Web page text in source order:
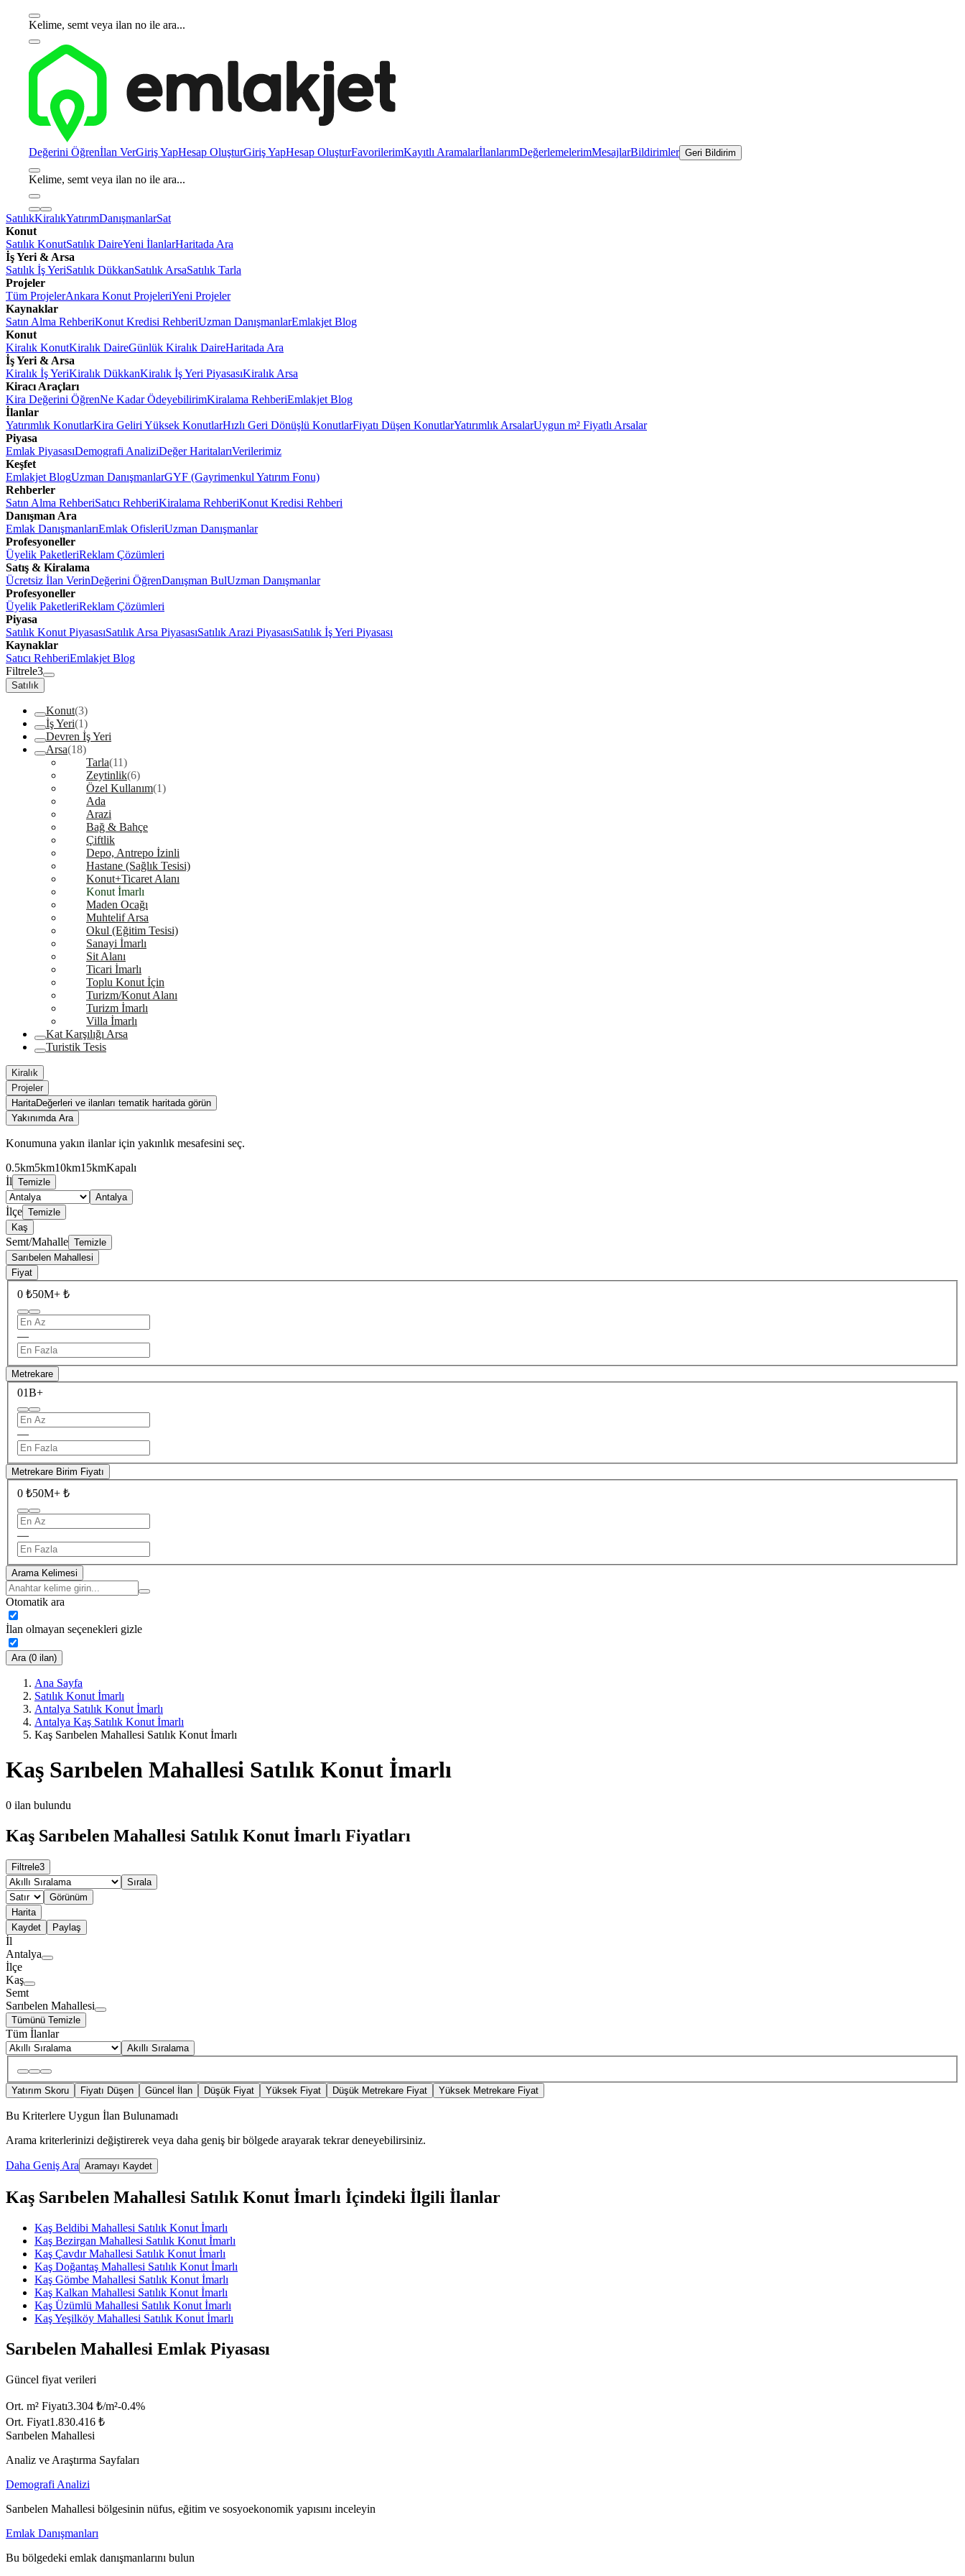
Kelime, semt veya ilan no ile ara...
Değerini Öğrenİlan VerGiriş YapHesap OluşturGiriş YapHesap OluşturFavorilerimKayıtlı AramalarİlanlarımDeğerlemelerimMesajlarBildirimler Geri Bildirim
Kelime, semt veya ilan no ile ara...
SatılıkKiralıkYatırımDanışmanlarSat
Konut
Satılık KonutSatılık DaireYeni İlanlarHaritada Ara
İş Yeri & Arsa
Satılık İş YeriSatılık DükkanSatılık ArsaSatılık Tarla
Projeler
Tüm ProjelerAnkara Konut ProjeleriYeni Projeler
Kaynaklar
Satın Alma RehberiKonut Kredisi RehberiUzman DanışmanlarEmlakjet Blog
Konut
Kiralık KonutKiralık DaireGünlük Kiralık DaireHaritada Ara
İş Yeri & Arsa
Kiralık İş YeriKiralık DükkanKiralık İş Yeri PiyasasıKiralık Arsa
Kiracı Araçları
Kira Değerini ÖğrenNe Kadar ÖdeyebilirimKiralama RehberiEmlakjet Blog
İlanlar
Yatırımlık KonutlarKira Geliri Yüksek KonutlarHızlı Geri Dönüşlü KonutlarFiyatı Düşen KonutlarYatırımlık ArsalarUygun m² Fiyatlı Arsalar
Piyasa
Emlak PiyasasıDemografi AnaliziDeğer HaritalarıVerilerimiz
Keşfet
Emlakjet BlogUzman DanışmanlarGYF (Gayrimenkul Yatırım Fonu)
Rehberler
Satın Alma RehberiSatıcı RehberiKiralama RehberiKonut Kredisi Rehberi
Danışman Ara
Emlak DanışmanlarıEmlak OfisleriUzman Danışmanlar
Profesyoneller
Üyelik PaketleriReklam Çözümleri
Satış & Kiralama
Ücretsiz İlan VerinDeğerini ÖğrenDanışman BulUzman Danışmanlar
Profesyoneller
Üyelik PaketleriReklam Çözümleri
Piyasa
Satılık Konut PiyasasıSatılık Arsa PiyasasıSatılık Arazi PiyasasıSatılık İş Yeri Piyasası
Kaynaklar
Satıcı RehberiEmlakjet Blog
Filtrele3
Satılık
Konut(3)
İş Yeri(1)
Devren İş Yeri
Arsa(18)
Tarla(11)
Zeytinlik(6)
Özel Kullanım(1)
Ada
Arazi
Bağ & Bahçe
Çiftlik
Depo, Antrepo İzinli
Hastane (Sağlık Tesisi)
Konut+Ticaret Alanı
Konut İmarlı
Maden Ocağı
Muhtelif Arsa
Okul (Eğitim Tesisi)
Sanayi İmarlı
Sit Alanı
Ticari İmarlı
Toplu Konut İçin
Turizm/Konut Alanı
Turizm İmarlı
Villa İmarlı
Kat Karşılığı Arsa
Turistik Tesis
Kiralık
Projeler
HaritaDeğerleri ve ilanları tematik haritada görün
Yakınımda Ara
Konumuna yakın ilanlar için yakınlık mesafesini seç.
0.5km5km10km15kmKapalı
İl Temizle
Antalya
İlçe Temizle
Kaş
Semt/Mahalle Temizle
Sarıbelen Mahallesi
Fiyat
0 ₺50M+ ₺
—
Metrekare
01B+
—
Metrekare Birim Fiyatı
0 ₺50M+ ₺
—
Arama Kelimesi
Otomatik ara
İlan olmayan seçenekleri gizle
Ara (0 ilan)
Ana Sayfa
Satılık Konut İmarlı
Antalya Satılık Konut İmarlı
Antalya Kaş Satılık Konut İmarlı
Kaş Sarıbelen Mahallesi Satılık Konut İmarlı
Kaş Sarıbelen Mahallesi Satılık Konut İmarlı
0 ilan bulundu
Kaş Sarıbelen Mahallesi Satılık Konut İmarlı Fiyatları
Filtrele3
Sırala
Görünüm
Harita
Kaydet
Paylaş
İl
Antalya
İlçe
Kaş
Semt
Sarıbelen Mahallesi
Tümünü Temizle
Tüm İlanlar
Akıllı Sıralama
Yatırım Skoru Fiyatı Düşen Güncel İlan Düşük Fiyat Yüksek Fiyat Düşük Metrekare Fiyat Yüksek Metrekare Fiyat
Bu Kriterlere Uygun İlan Bulunamadı
Arama kriterlerinizi değiştirerek veya daha geniş bir bölgede arayarak tekrar deneyebilirsiniz.
Daha Geniş Ara Aramayı Kaydet
Kaş Sarıbelen Mahallesi Satılık Konut İmarlı İçindeki İlgili İlanlar
Kaş Beldibi Mahallesi Satılık Konut İmarlı
Kaş Bezirgan Mahallesi Satılık Konut İmarlı
Kaş Çavdır Mahallesi Satılık Konut İmarlı
Kaş Doğantaş Mahallesi Satılık Konut İmarlı
Kaş Gömbe Mahallesi Satılık Konut İmarlı
Kaş Kalkan Mahallesi Satılık Konut İmarlı
Kaş Üzümlü Mahallesi Satılık Konut İmarlı
Kaş Yeşilköy Mahallesi Satılık Konut İmarlı
Sarıbelen Mahallesi Emlak Piyasası
Güncel fiyat verileri
Ort. m² Fiyatı3.304 ₺/m²-0.4%
Ort. Fiyat1.830.416 ₺
Sarıbelen Mahallesi
Analiz ve Araştırma Sayfaları
Demografi Analizi
Sarıbelen Mahallesi bölgesinin nüfus, eğitim ve sosyoekonomik yapısını inceleyin
Emlak Danışmanları
Bu bölgedeki emlak danışmanlarını bulun